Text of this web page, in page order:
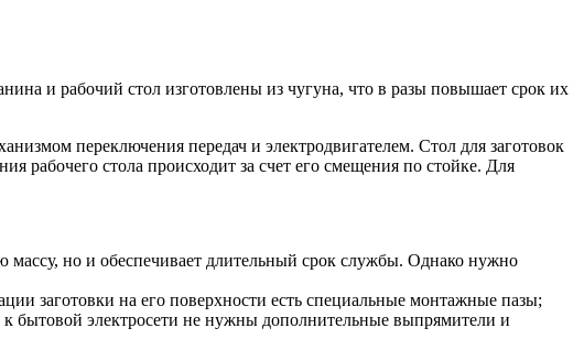
и рабочий стол изготовлены из чугуна, что в разы повышает срок их
переключения передач и электродвигателем. Стол для заготовок
рабочего стола происходит за счет его смещения по стойке. Для
массу, но и обеспечивает длительный срок службы. Однако нужно
заготовки на его поверхности есть специальные монтажные пазы;
бытовой электросети не нужны дополнительные выпрямители и